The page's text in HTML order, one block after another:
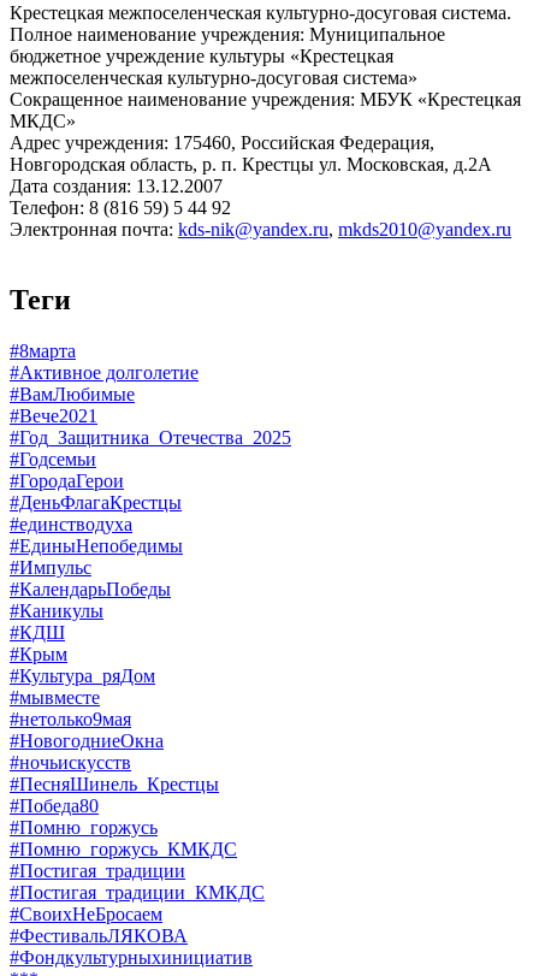
Крестецкая межпоселенческая культурно-досуговая система.
Полное наименование учреждения: Муниципальное
бюджетное учреждение культуры «Крестецкая
межпоселенческая культурно-досуговая система»
Сокращенное наименование учреждения: МБУК «Крестецкая
МКДС»
Адрес учреждения: 175460, Российская Федерация,
Новгородская область, р. п. Крестцы ул. Московская, д.2А
Дата создания: 13.12.2007
Телефон: 8 (816 59) 5 44 92
Электронная почта: kds-nik@yandex.ru, mkds2010@yandex.ru
Теги
#8марта
#Активное долголетие
#ВамЛюбимые
#Вече2021
#Год_Защитника_Отечества_2025
#Годсемьи
#ГородаГерои
#ДеньФлагаКрестцы
#единстводуха
#ЕдиныНепобедимы
#Импульс
#КалендарьПобеды
#Каникулы
#КДШ
#Крым
#Культура_ряДом
#мывместе
#нетолько9мая
#НовогодниеОкна
#ночьискусств
#ПесняШинель_Крестцы
#Победа80
#Помню_горжусь
#Помню_горжусь_КМКДС
#Постигая_традиции
#Постигая_традиции_КМКДС
#СвоихНеБросаем
#ФестивальЛЯКОВА
#Фондкультурныхинициатив